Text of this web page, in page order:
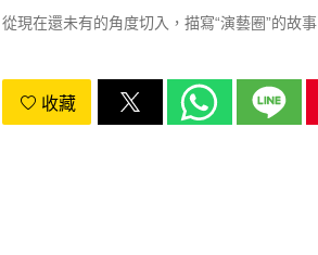
從現在還未有的角度切入，描寫“演藝圈”的故事
收藏